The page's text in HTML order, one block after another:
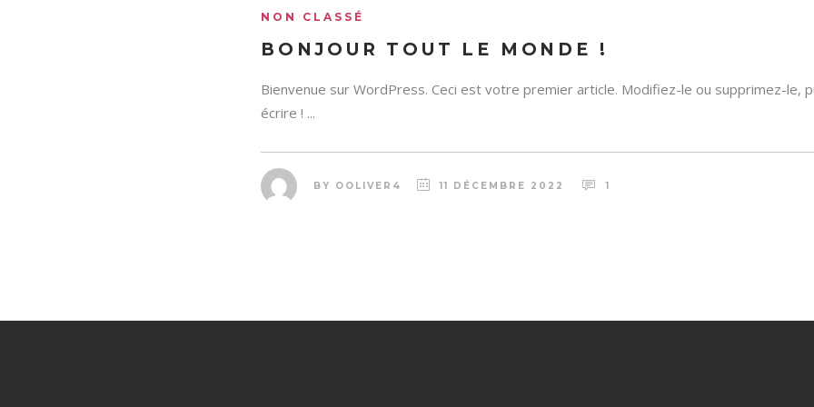
NON CLASSÉ
BONJOUR TOUT LE MONDE !
Bienvenue sur WordPress. Ceci est votre premier article. Modifiez-le ou supprimez-le,
écrire ! ...
BY OOLIVER4 11 DÉCEMBRE 2022 1